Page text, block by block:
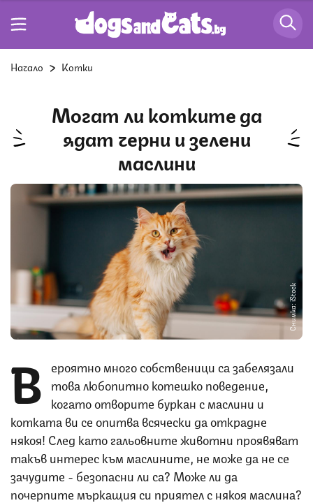
Начало Котки
Могат ли котките да
ядат черни и зелени
маслини
Снимка: iStock
В ероятно много собственици са забелязали
това любопитно котешко поведение,
когато отворите буркан с маслини и
котката ви се опитва всячески да открадне
някоя! След като гальовните животни проявяват
такъв интерес към маслините, не може да не се
зачудите - безопасни ли са? Може ли да
почерпите мъркащия си приятел с някоя маслина?